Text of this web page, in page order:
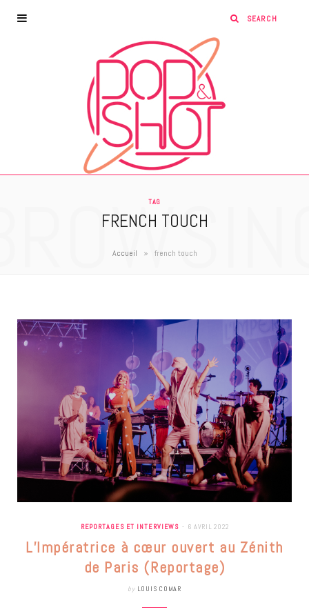
TAG
FRENCH TOUCH
Accueil » french touch
REPORTAGES ET INTERVIEWS 6 AVRIL 2022
L’Impératrice à cœur ouvert au Zénith
de Paris (Reportage)
by LOUIS COMAR